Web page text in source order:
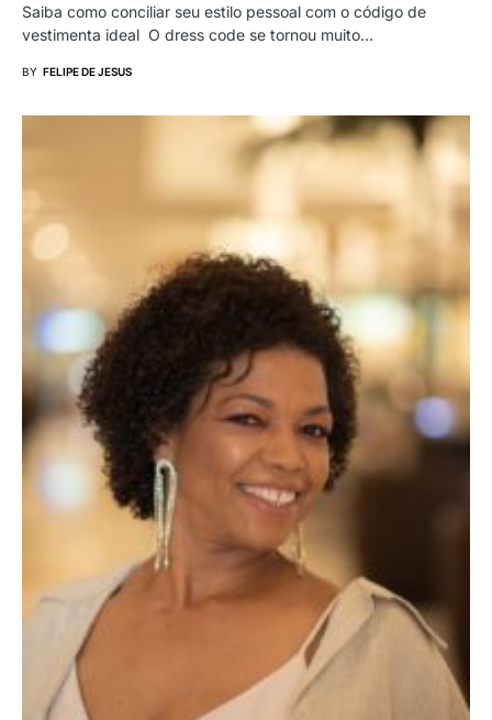
Saiba como conciliar seu estilo pessoal com o código de
vestimenta ideal O dress code se tornou muito…
BY FELIPE DE JESUS